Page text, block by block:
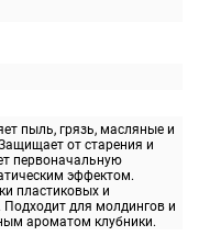
пыль, грязь, масляные и
от старения и
первоначальную
эффектом.
пластиковых и
для молдингов и
ароматом клубники.